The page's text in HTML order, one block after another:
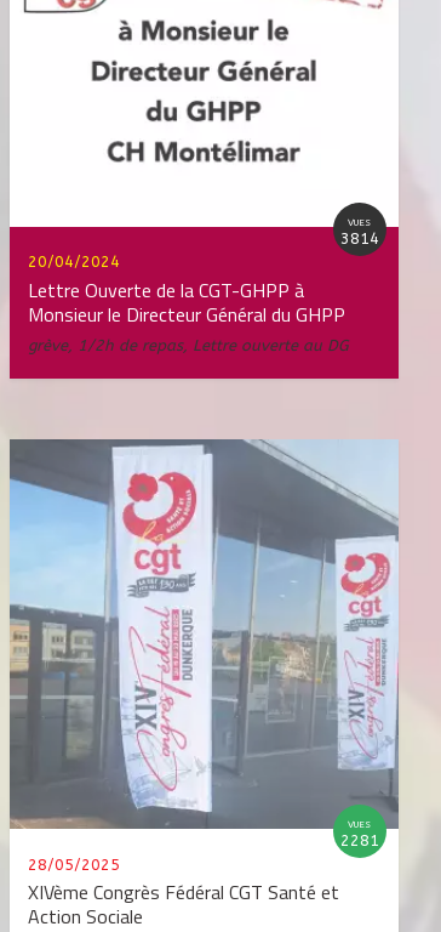
28/05/2025
XIVème Congrès Fédéral CGT Santé et
Action Sociale
VUES
2281
20/04/2024
Lettre Ouverte de la CGT-GHPP à
Monsieur le Directeur Général du GHPP
grève, 1/2h de repas, Lettre ouverte au DG
VUES
3814